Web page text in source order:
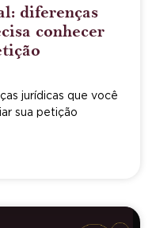
diferenças
conhecer
jurídicas que você
sua petição